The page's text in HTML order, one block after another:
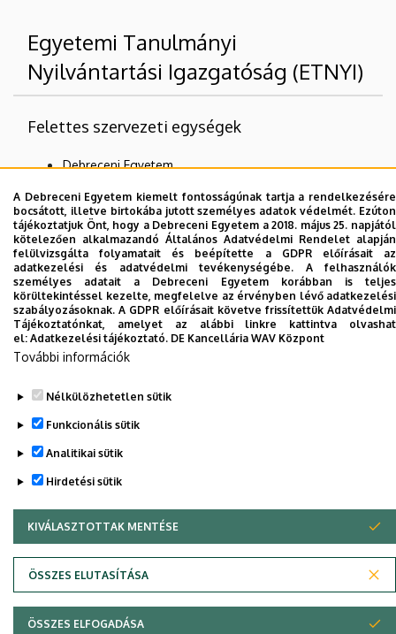
Egyetemi Tanulmányi
Nyilvántartási Igazgatóság (ETNYI)
Felettes szervezeti egységek
Debreceni Egyetem
Oktatási Főigazgatóság
Dolgozói adatmódosítás igénylése a DE
telefonkönyvében|Külső személyek rögzítése a
DE telefonkönyvében|Súgó|Hibabejelentés
Szerzői jog © 2026 Unideb
A Debreceni Egyetem kiemelt fontosságúnak tartja a rendelkezésére
bocsátott, illetve birtokába jutott személyes adatok védelmét. Ezúton
tájékoztatjuk Önt, hogy a Debreceni Egyetem a 2018. május 25. napjától
kötelezően alkalmazandó Általános Adatvédelmi Rendelet alapján
felülvizsgálta folyamatait és beépítette a GDPR előírásait az
adatkezelési és adatvédelmi tevékenységébe. A felhasználók
személyes adatait a Debreceni Egyetem korábban is teljes
körültekintéssel kezelte, megfelelve az érvényben lévő adatkezelési
szabályozásoknak. A GDPR előírásait követve frissítettük Adatvédelmi
Tájékoztatónkat, amelyet az alábbi linkre kattintva olvashat
el: Adatkezelési tájékoztató. DE Kancellária WAV Központ
További információk
Nélkülözhetetlen sütik
Funkcionális sütik
Analitikai sütik
Hirdetési sütik
KIVÁLASZTOTTAK MENTÉSE
ÖSSZES ELUTASÍTÁSA
WITHDRAW CONSENT
ÖSSZES ELFOGADÁSA